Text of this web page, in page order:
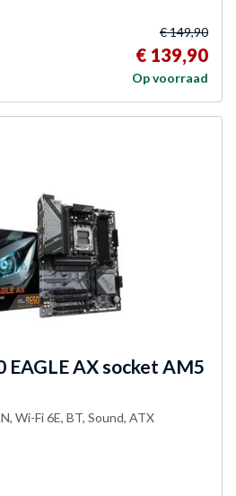
€ 149,90
€ 139,90
Op voorraad
EAGLE AX socket AM5
Wi-Fi 6E, BT, Sound, ATX